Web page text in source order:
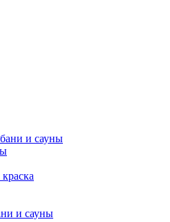
и сауны
и сауны